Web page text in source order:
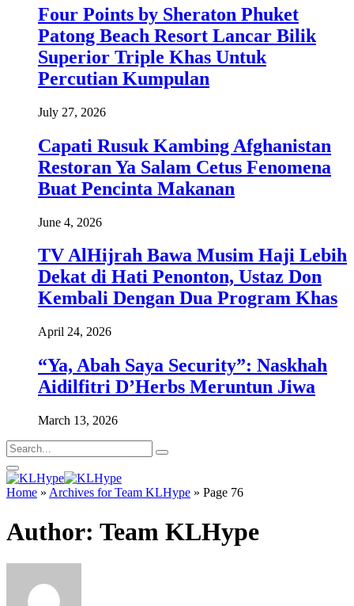
Four Points by Sheraton Phuket
Patong Beach Resort Lancar Bilik
Superior Triple Khas Untuk
Percutian Kumpulan
July 27, 2026
Capati Rusuk Kambing Afghanistan
Restoran Ya Salam Cetus Fenomena
Buat Pencinta Makanan
June 4, 2026
TV AlHijrah Bawa Musim Haji Lebih
Dekat di Hati Penonton, Ustaz Don
Kembali Dengan Dua Program Khas
April 24, 2026
“Ya, Abah Saya Security”: Naskhah
Aidilfitri D’Herbs Meruntun Jiwa
March 13, 2026
Home » Archives for Team KLHype » Page 76
Author: Team KLHype